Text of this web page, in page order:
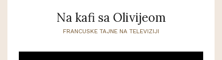
Na kafi sa Olivijeom
FRANCUSKE TAJNE NA TELEVIZIJI